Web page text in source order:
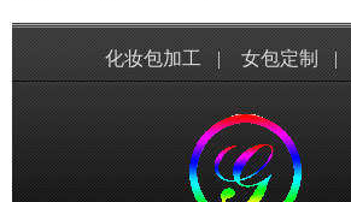
化妆包加工 | 女包定制 |